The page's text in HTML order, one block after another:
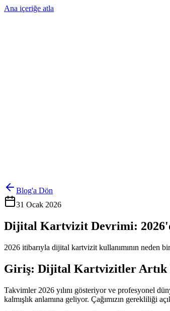
Ana içeriğe atla
Blog'a Dön
31 Ocak 2026
Dijital Kartvizit Devrimi:
2026 itibarıyla dijital kartvizit kullanımının neden
Giriş: Dijital Kartvizitler Artık
Takvimler 2026 yılını gösteriyor ve profesyonel
kalmışlık anlamına geliyor. Çağımızın gerekliliği